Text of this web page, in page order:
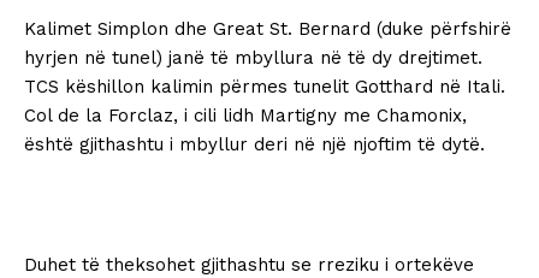
Kalimet Simplon dhe Great St. Bernard (duke përfshirë
hyrjen në tunel) janë të mbyllura në të dy drejtimet.
TCS këshillon kalimin përmes tunelit Gotthard në Itali.
Col de la Forclaz, i cili lidh Martigny me Chamonix,
është gjithashtu i mbyllur deri në një njoftim të dytë.
Duhet të theksohet gjithashtu se rreziku i ortekëve